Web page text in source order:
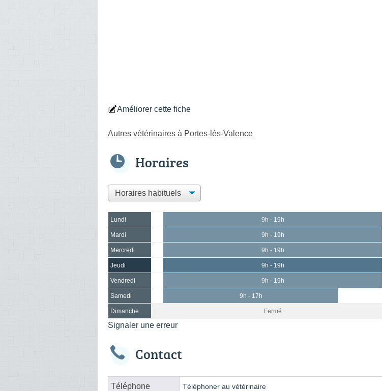
Améliorer cette fiche
Autres vétérinaires à Portes-lès-Valence
Horaires
Lundi 9h - 19h
Mardi 9h - 19h
Mercredi 9h - 19h
Jeudi 9h - 19h
Vendredi 9h - 19h
Samedi 9h - 17h
Dimanche Fermé
Signaler une erreur
Contact
Téléphone Téléphoner au vétérinaire